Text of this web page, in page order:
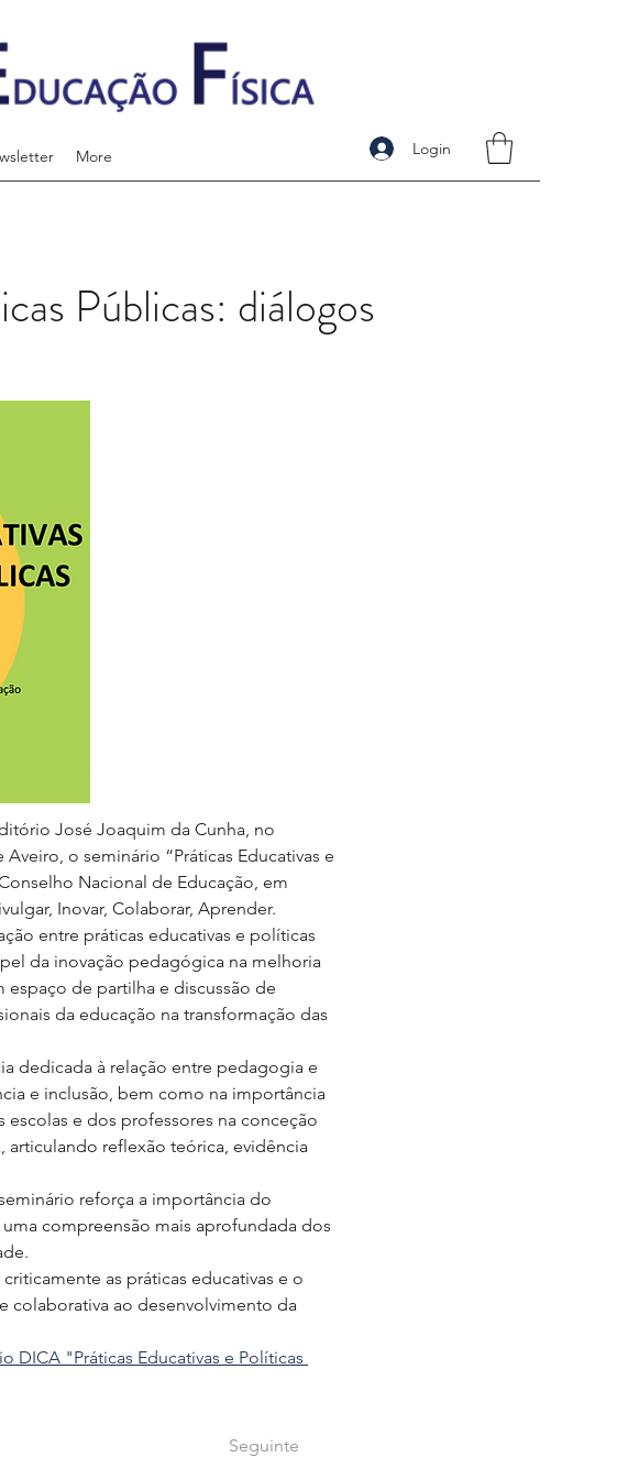
More Login
Públicas: diálogos
José Joaquim da Cunha, no
o seminário “Práticas Educativas e
Nacional de Educação, em
Inovar, Colaborar, Aprender.
entre práticas educativas e políticas
da inovação pedagógica na melhoria
de partilha e discussão de
da educação na transformação das
dedicada à relação entre pedagogia e
e inclusão, bem como na importância
e dos professores na conceção
articulando reflexão teórica, evidência
reforça a importância do
compreensão mais aprofundada dos
as práticas educativas e o
ao desenvolvimento da
DICA "Práticas Educativas e Políticas
Seguinte